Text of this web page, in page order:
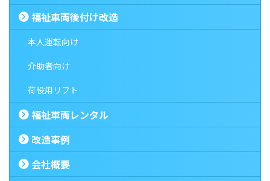
福祉車両後付け改造
本人運転向け
介助者向け
荷役用リフト
福祉車両レンタル
改造事例
会社概要